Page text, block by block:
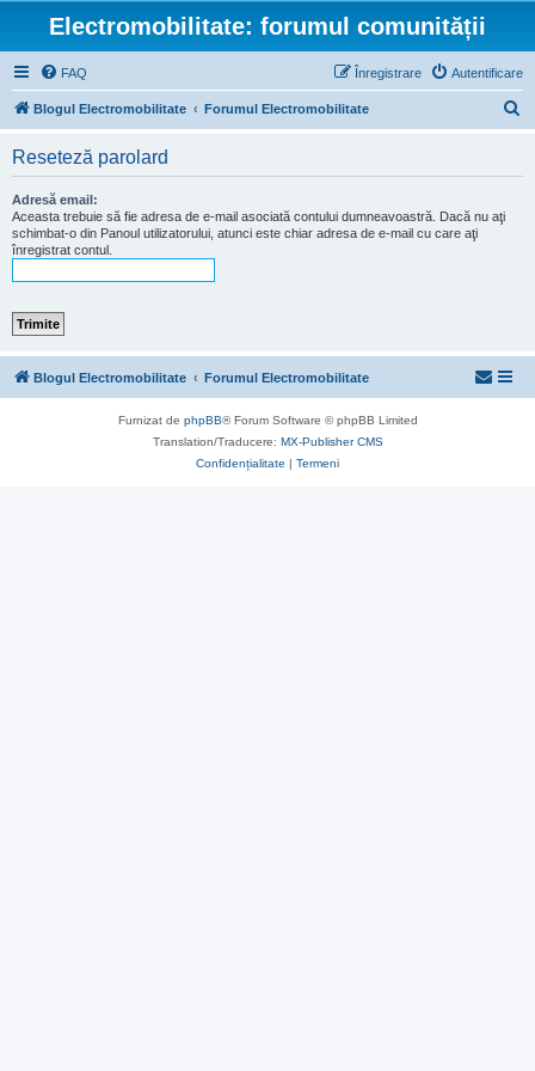
Electromobilitate: forumul comunității
FAQ Autentificare
Înregistrare
Blogul Electromobilitate Forumul Electromobilitate
Reseteză parolard
Adresă email:
Aceasta trebuie să fie adresa de e-mail asociată contului dumneavoastră. Dacă nu aţi
schimbat-o din Panoul utilizatorului, atunci este chiar adresa de e-mail cu care aţi
înregistrat contul.
Blogul Electromobilitate Forumul Electromobilitate
Furnizat de phpBB® Forum Software © phpBB Limited
Translation/Traducere: MX-Publisher CMS
Confidențialitate | Termeni